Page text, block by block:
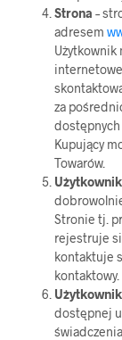
Strona –
adresem
Użytkownik
za
Kupujący
Towarów.
Stronie tj.
rejestruje
kontaktuje
kontaktowy.
dostępnej